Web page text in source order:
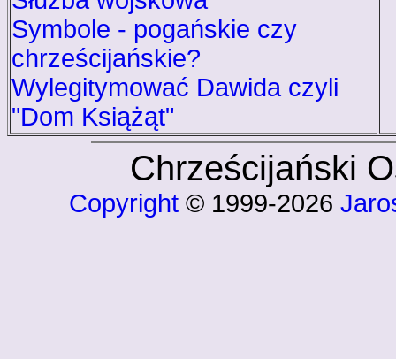
Symbole - pogańskie czy
chrześcijańskie?
Wylegitymować Dawida czyli
"Dom Książąt"
Chrześcijański
Copyright© 1999-2026